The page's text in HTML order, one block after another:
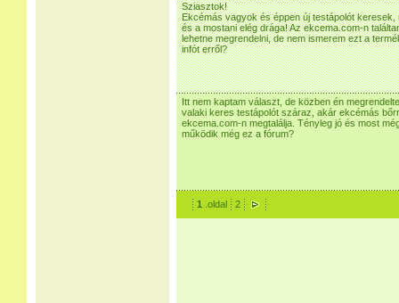
Sziasztok!
Ekcémás vagyok és éppen új testápolót
és a mostani elég drága! Az ekcema.com-n
lehetne megrendelni, de nem ismerem ezt a
infót erről?
Itt nem kaptam választ, de közben én
valaki keres testápolót száraz, akár ekcémás
ekcema.com-n megtalálja. Tényleg jó és most
működik még ez a fórum?
1 .oldal 2